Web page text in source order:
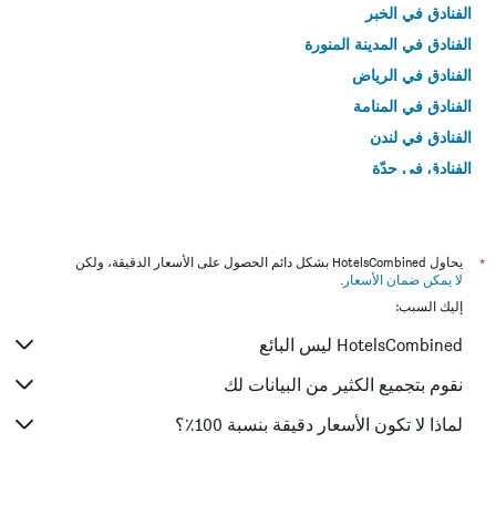
الفنادق في الخبر
الفنادق في المدينة المنورة
الفنادق في الرياض
الفنادق في المنامة
الفنادق في لندن
الفنادق في جدّة
*
يحاول HotelsCombined بشكل دائم الحصول على الأسعار الدقيقة، ولكن
لا يمكن ضمان الأسعار .
إليك السبب:
HotelsCombined ليس البائع
نقوم بتجميع الكثير من البيانات لك
لماذا لا تكون الأسعار دقيقة بنسبة 100٪؟